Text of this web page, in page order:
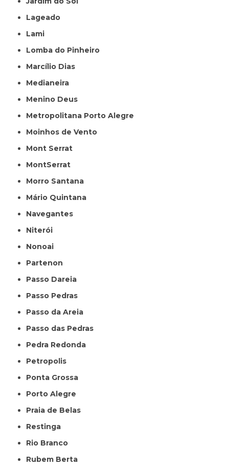
Lageado
Lami
Lomba do Pinheiro
Marcílio Dias
Medianeira
Menino Deus
Metropolitana Porto Alegre
Moinhos de Vento
Mont Serrat
MontSerrat
Morro Santana
Mário Quintana
Navegantes
Niterói
Nonoai
Partenon
Passo Dareia
Passo Pedras
Passo da Areia
Passo das Pedras
Pedra Redonda
Petropolis
Ponta Grossa
Porto Alegre
Praia de Belas
Restinga
Rio Branco
Rubem Berta